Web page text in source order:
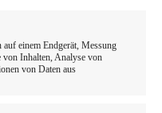
einem Endgerät, Messung
von Inhalten, Analyse von
von Daten aus